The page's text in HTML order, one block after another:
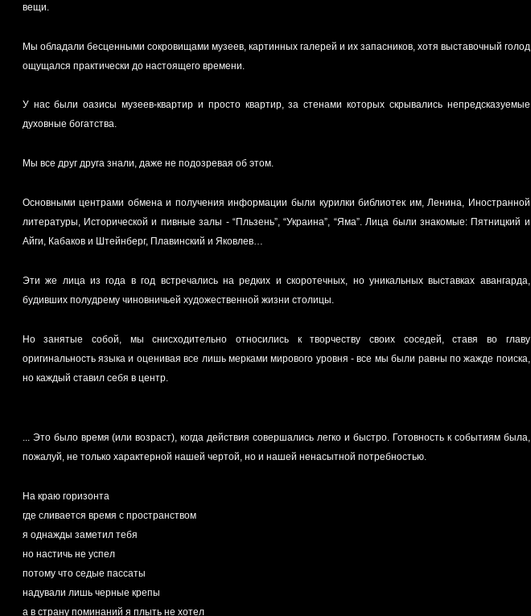
вещи.
Мы обладали бесценными сокровищами музеев, картинных галерей и их запасников, хотя выставочный голод
ощущался практически до настоящего времени.
У нас были оазисы музеев-квартир и просто квартир, за стенами которых скрывались непредсказуемые
духовные богатства.
Мы все друг друга знали, даже не подозревая об этом.
Основными центрами обмена и получения информации были курилки библиотек им, Ленина, Иностранной
литературы, Исторической и пивные залы - “Пльзень”, “Украина”, “Яма”. Лица были знакомые: Пятницкий и
Айги, Кабаков и Штейнберг, Плавинский и Яковлев…
Эти же лица из года в год встречались на редких и скоротечных, но уникальных выставках авангарда,
будивших полудрему чиновничьей художественной жизни столицы.
Но занятые собой, мы снисходительно относились к творчеству своих соседей, ставя во главу
оригинальность языка и оценивая все лишь мерками мирового уровня - все мы были равны по жажде поиска,
но каждый ставил себя в центр.
... Это было время (или возраст), когда действия совершались легко и быстро. Готовность к событиям была,
пожалуй, не только характерной нашей чертой, но и нашей ненасытной потребностью.
На краю горизонта
где сливается время с пространством
я однажды заметил тебя
но настичь не успел
потому что седые пассаты
надували лишь черные крепы
а в страну поминаний я плыть не хотел